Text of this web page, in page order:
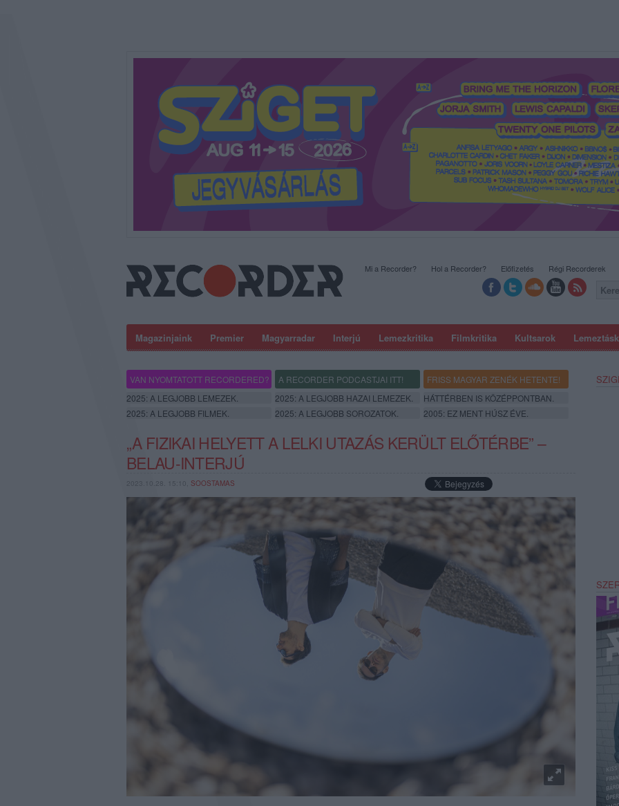
Magazinjaink Premier Magyarradar Interjú Lemezkritika Filmkritika Kultsarok
Mi a Recorder? Hol a Recorder? Előfizetés Régi Recorderek
VAN NYOMTATOTT RECORDERED? A RECORDER PODCASTJAI ITT!
FRISS MAGYAR ZENÉK HETENTE!
2025: A LEGJOBB LEMEZEK.
2025: A LEGJOBB HAZAI LEMEZEK.
HÁTTÉRBEN IS KÖZÉPPONTBAN.
2025: A LEGJOBB FILMEK.
2025: A LEGJOBB SOROZATOK. 2005: EZ MENT HÚSZ ÉVE.
„A FIZIKAI HELYETT A LELKI UTAZÁS KERÜLT ELŐTÉRBE” –
BELAU-INTERJÚ
2023.10.28. 15:10, SOOSTAMAS